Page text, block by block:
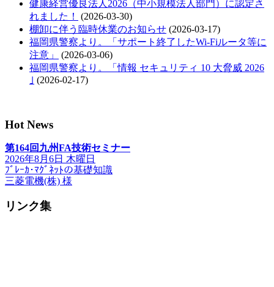
健康経営優良法人2026（中小規模法人部門）に認定さ
れました！
(2026-03-30)
棚卸に伴う臨時休業のお知らせ (2026-03-17)
福岡県警察より。「サポート終了したWi-Fiルータ等に
注意」
(2026-03-06)
福岡県警察より。「情報 セキュリティ 10 大脅威 2026
｣ (2026-02-17)
Hot News
第164回九州FA技術セミナー
2026年8月6日 木曜日
ﾌﾞﾚｰｶ･ﾏｸﾞﾈｯﾄの基礎知識
三菱電機(株) 様
リンク集